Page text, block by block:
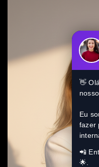
👋
Eu
fazer
📲
🌟.